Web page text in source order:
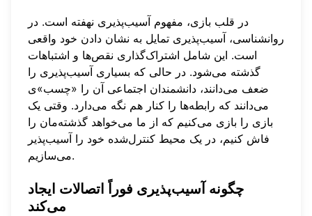
در قلب بازی، مفهوم آسیب‌پذیری نهفته است. در
روانشناسی، آسیب‌پذیری تمایل به نشان دادن خود واقعی
است. این شامل اشتراک‌گذاری نقص‌ها و اشتباهات
گذشته می‌شود. در حالی که بسیاری آسیب‌پذیری را
ضعف می‌دانند، دانشمندان اجتماعی آن را «چسب»ی
می‌دانند که رابطه‌ها را کنار هم نگه می‌دارد. وقتی یک
بازی را بازی می‌کنیم که از ما می‌خواهد گذشته‌مان را
فاش کنیم، در یک محیط کنترل‌شده خود را آسیب‌پذیر
می‌سازیم.
چگونه آسیب‌پذیری فوراً اتصالات ایجاد
می‌کند